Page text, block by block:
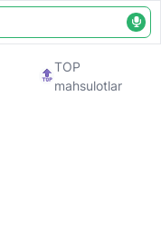
TOP
mahsulotlar